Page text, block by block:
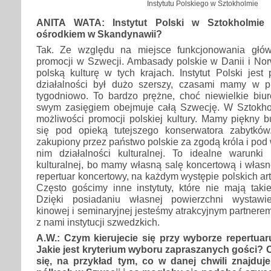
Instytutu Polskiego w Sztokholmie
ANITA WATA: Instytut Polski w
ośrodkiem w Skandynawii?
Tak. Ze względu na miejsce funkcjonowania
promocji w Szwecji. Ambasady polskie w Danii i
polską kulturę w tych krajach. Instytut Polski jest
działalności był dużo szerszy, czasami mamy w
tygodniowo. To bardzo prężne, choć niewielkie
swym zasięgiem obejmuje całą Szwecję. W
możliwości promocji polskiej kultury. Mamy piękny
się pod opieką tutejszego konserwatora
zakupiony przez państwo polskie za zgodą króla i pod
nim działalności kulturalnej. To idealne warunki
kulturalnej, bo mamy własną salę koncertową i
repertuar koncertowy, na każdym występie polskich
Często gościmy inne instytuty, które nie mają
Dzięki posiadaniu własnej powierzchni
kinowej i seminaryjnej jesteśmy atrakcyjnym
z nami instytucji szwedzkich.
A.W.: Czym kierujecie się przy wyborze
Jakie jest kryterium wyboru zapraszanych gości?
się, na przykład tym, co w danej chwili